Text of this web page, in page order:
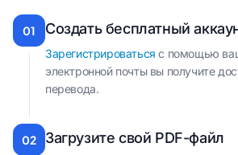
01 Создать бесплатный
Зарегистрироваться с помощью
электронной почты вы получите
перевода.
02 Загрузите свой PDF-файл